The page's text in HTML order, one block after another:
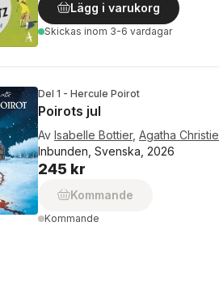
Lägg i varukorg
Skickas inom 3-6 vardagar
Del 1 - Hercule Poirot
Poirots jul
Av Isabelle Bottier, Agatha Christie
Inbunden, Svenska, 2026
245 kr
Kommande
Kommande